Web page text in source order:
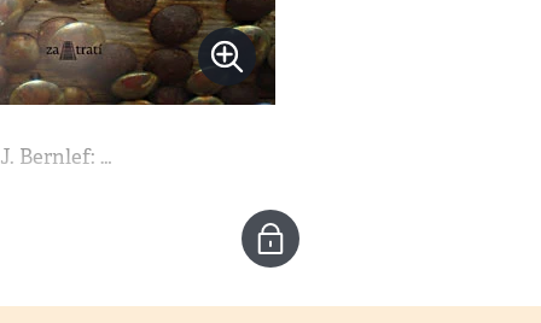
J. Bernlef: …